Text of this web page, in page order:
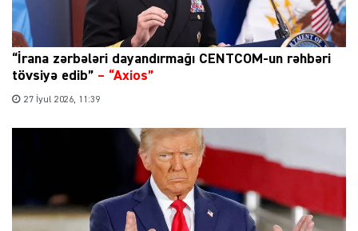
“İrana zərbələri dayandırmağı CENTCOM-un rəhbəri
tövsiyə edib” – “Axios”
27 İyul 2026, 11:39